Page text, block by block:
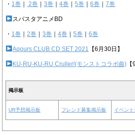
・ 1巻 2巻 ｜3巻 ｜4巻 ｜5巻 ｜6巻 ｜7巻
スパスタアニメBD
・ 1巻 ｜2巻 ｜3巻 ｜4巻 ｜5巻 ｜6巻
Aqours CLUB CD SET 2021 【6月30日】
KU-RU-KU-RU Cruller!(モンストコラボ曲)
掲示板
UR予想掲示板 フレンド募集掲示板 イベン